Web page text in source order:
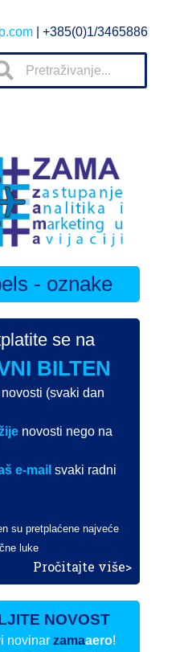
| +385(0)1/3465886
- oznake
se na
BILTEN
novosti (svaki dan
novosti nego na
e-mail svaki radni
su pretplaćene najveće
luke
Pročitajte više>
NOVOST
novinarzamaaero!